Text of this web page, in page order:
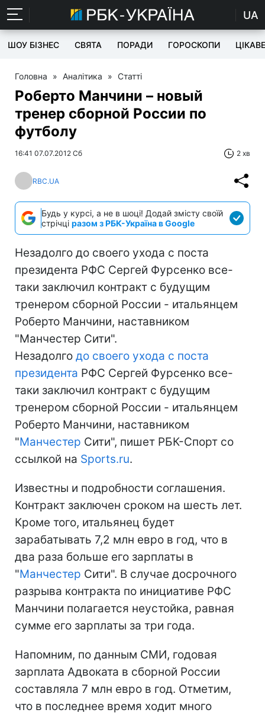
UA
ШОУ БІЗНЕС СВЯТА ПОРАДИ ГОРОСКОПИ ЦІКАВЕ
Головна » Аналітика » Статті
Роберто Манчини – новый
тренер сборной России по
футболу
16:41 07.07.2012 Сб 2 хв
RBC.UA
Будь у курсі, а не в шоці! Додай змісту своїй
стрічці разом з РБК-Україна в Google
Незадолго до своего ухода с поста
президента РФС Сергей Фурсенко все-
таки заключил контракт с будущим
тренером сборной России - итальянцем
Роберто Манчини, наставником
"Манчестер Сити".
Незадолго до своего ухода с поста
президента РФС Сергей Фурсенко все-
таки заключил контракт с будущим
тренером сборной России - итальянцем
Роберто Манчини, наставником
"Манчестер Сити", пишет РБК-Спорт со
ссылкой на Sports.ru.
Известны и подробности соглашения.
Контракт заключен сроком на шесть лет.
Кроме того, итальянец будет
зарабатывать 7,2 млн евро в год, что в
два раза больше его зарплаты в
"Манчестер Сити". В случае досрочного
разрыва контракта по инициативе РФС
Манчини полагается неустойка, равная
сумме его зарплаты за три года.
Напомним, по данным СМИ, годовая
зарплата Адвоката в сборной России
составляла 7 млн евро в год. Отметим,
что в последнее время ходит много